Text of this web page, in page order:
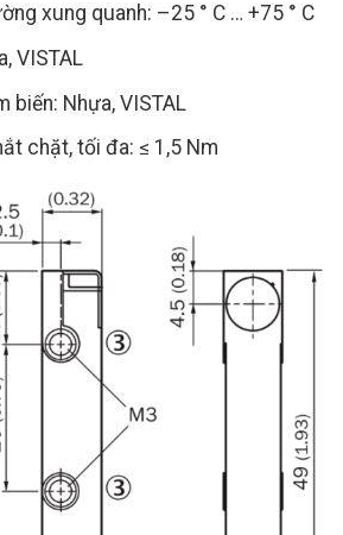
xung quanh: –25 ° C … +75 ° C
VISTAL
biến: Nhựa, VISTAL
chặt, tối đa: ≤ 1,5 Nm